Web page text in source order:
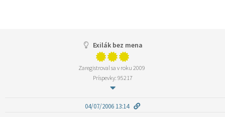
Exilák bez mena
Zaregistroval sa v roku 2009
Príspevky: 95217
04/07/2006 13:14